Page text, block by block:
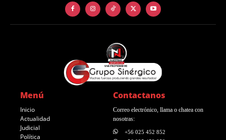
Menú
Inicio
Actualidad
Judicial
Política
Contactanos
Correo electrónico, llama o chatea con
nosotras:
+56 025 452 852